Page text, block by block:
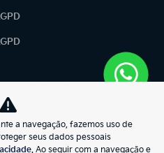
o outro salva vidas.
a navegação, fazemos uso de
seus dados pessoais
. Ao seguir com a navegação e